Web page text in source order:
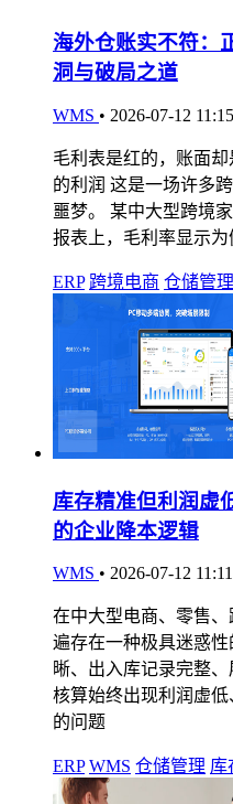
海外仓账实不符：
洞与破局之道
WMS • 2026-07-12
毛利表是红的，账面
的利润 这是一场许多
噩梦。 某中大型跨境
报表上，毛利率显示
ERP 跨境电商 仓储管理
库存精准但利润虚
的企业降本逻辑
WMS • 2026-07-12
在中大型电商、零售
遍存在一种极具迷惑
晰、出入库记录完整
核算始终出现利润虚
的问题
ERP WMS 仓储管理 库